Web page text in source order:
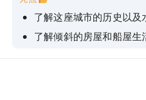
了解这座城市的历史以
了解倾斜的房屋和船屋生
了解荷兰教育体系如何